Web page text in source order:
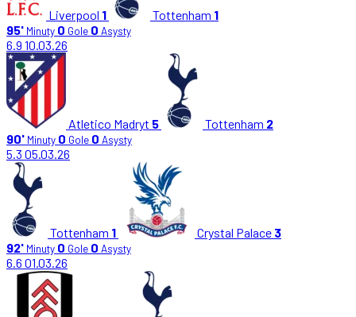
Liverpool 1 Tottenham 1
95' Minuty 0 Gole 0 Asysty
6.9 10.03.26
Atletico Madryt 5 Tottenham 2
90' Minuty 0 Gole 0 Asysty
5.3 05.03.26
Tottenham 1 Crystal Palace 3
92' Minuty 0 Gole 0 Asysty
6.6 01.03.26